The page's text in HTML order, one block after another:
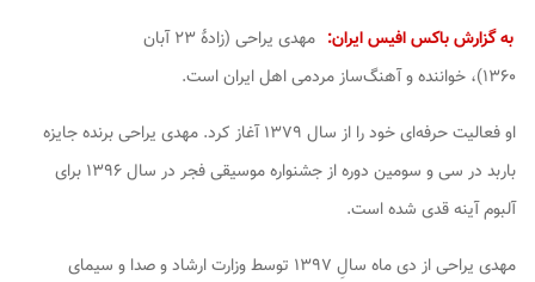
به گزارش باکس افیس ایران:
مهدی یراحی (زادهٔ ۲۳ آبان
۱۳۶۰)، خواننده و آهنگ‌ساز مردمی اهل ایران است.
او فعالیت حرفه‌ای خود را از سال ۱۳۷۹ آغاز کرد. مهدی یراحی برنده جایزه
باربد در سی و سومین دوره از جشنواره موسیقی فجر در سال ۱۳۹۶ برای
آلبوم آینه قدی شده است.
مهدی یراحی از دی ماه سالِ ۱۳۹۷ توسط وزارت ارشاد و صدا و سیمای